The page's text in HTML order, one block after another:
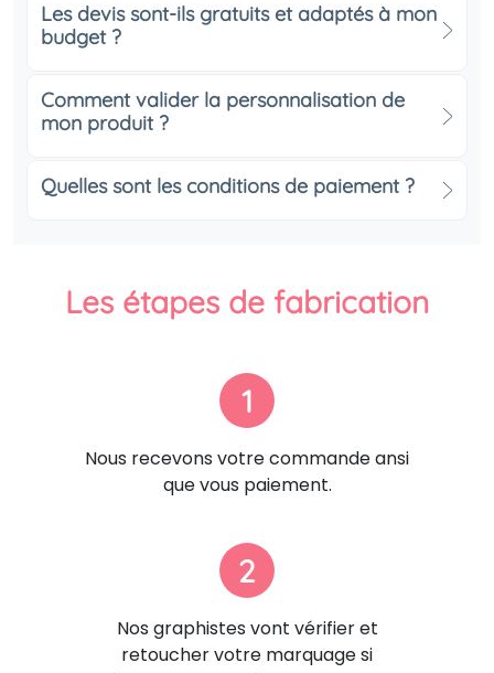
Les devis sont-ils gratuits et adaptés à mon
budget ?
Comment valider la personnalisation de
mon produit ?
Quelles sont les conditions de paiement ?
Les étapes de fabrication
1
Nous recevons votre commande ansi
que vous paiement.
2
Nos graphistes vont vérifier et
retoucher votre marquage si